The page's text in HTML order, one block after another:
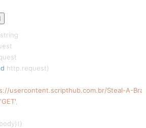
http request)
usercontent.scripthub.com.br/Steal-A-
'GET',
body)()